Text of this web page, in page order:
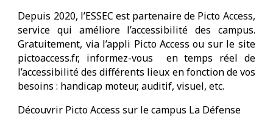
Depuis 2020, l’ESSEC est partenaire de Picto Access,
service qui améliore l’accessibilité des campus.
Gratuitement, via l’appli Picto Access ou sur le site
pictoaccess.fr, informez-vous en temps réel de
l’accessibilité des différents lieux en fonction de vos
besoins : handicap moteur, auditif, visuel, etc.
Découvrir Picto Access sur le campus La Défense